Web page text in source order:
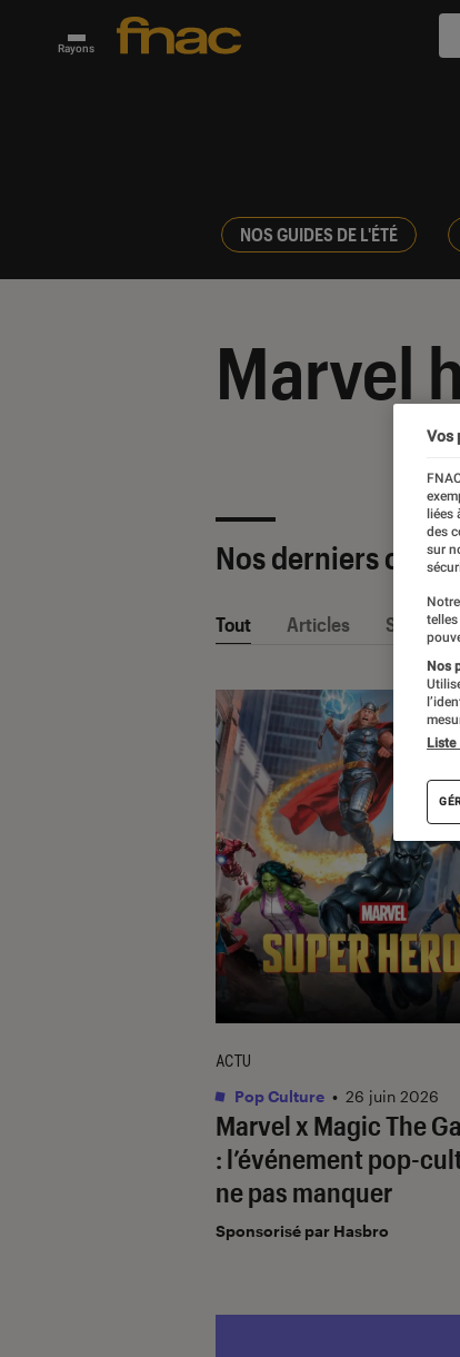
Rayons
NOS GUIDES DE L'ÉTÉ
Marvel
Nos derniers
Tout Articles
Marvel x Magic The
: l’événement pop-
ne pas manquer
ACTU
Pop Culture • 26 juin 2026
Sponsorisé par Hasbro
Vos
liées
des
sur
Nos
Liste